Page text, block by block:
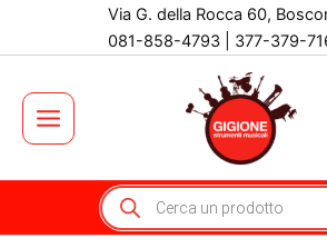
Via G. della Rocca 60,
081-858-4793 | 377-379-
Main
Menu
Products
search